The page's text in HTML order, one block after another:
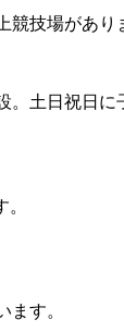
競技場があり
土日祝日
す。